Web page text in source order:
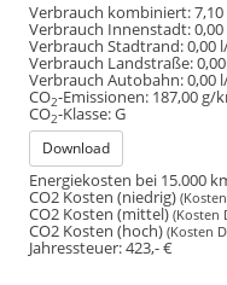
Verbrauch kombiniert:
Verbrauch Innenstadt:
Verbrauch Stadtrand:0,00
Verbrauch Landstraße:
Verbrauch Autobahn:0,00
CO2-Emissionen: 187,00 g/
CO2-Klasse:G
Download
Energiekosten bei 15.000
CO2 Kosten (niedrig)
CO2 Kosten (mittel)(Kosten
CO2 Kosten (hoch) (Kosten
Jahressteuer:423,- €